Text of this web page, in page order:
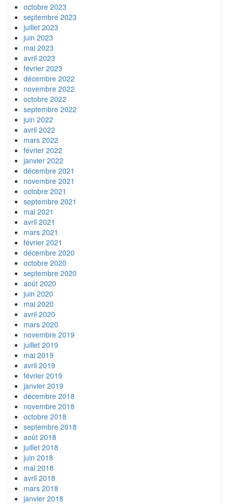
octobre 2023
septembre 2023
juillet 2023
juin 2023
mai 2023
avril 2023
février 2023
décembre 2022
novembre 2022
octobre 2022
septembre 2022
juin 2022
avril 2022
mars 2022
février 2022
janvier 2022
décembre 2021
novembre 2021
octobre 2021
septembre 2021
mai 2021
avril 2021
mars 2021
février 2021
décembre 2020
octobre 2020
septembre 2020
août 2020
juin 2020
mai 2020
avril 2020
mars 2020
novembre 2019
juillet 2019
mai 2019
avril 2019
février 2019
janvier 2019
décembre 2018
novembre 2018
octobre 2018
septembre 2018
août 2018
juillet 2018
juin 2018
mai 2018
avril 2018
mars 2018
janvier 2018